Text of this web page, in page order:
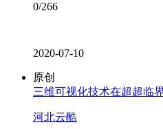
0/266
2020-07-10
原创
三维可视化技术在超超临
河北云酷